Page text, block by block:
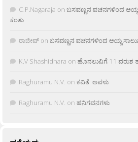
C.P.Nagaraja on ಬಸವಣ್ಣನ ವಚನಗಳಿಂದ
ಕಂತು
ರಾಜೀವ್ on ಬಸವಣ್ಣನ ವಚನಗಳಿಂದ ಆಯ್ದ
K.V Shashidhara on ಹೊನಲುವಿಗೆ 11 ವರುಶ
Raghuramu N.V. on ಕವಿತೆ: ಅವಳು
Raghuramu N.V. on ಹನಿಗವನಗಳು